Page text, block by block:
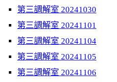
第三調解室 20241030
第三調解室 20241101
第三調解室 20241104
第三調解室 20241105
第三調解室 20241106